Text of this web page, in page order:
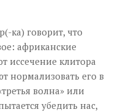
ка) говорит, что
африканские
иссечение клитора
нормализовать его в
волна» или
убедить нас,